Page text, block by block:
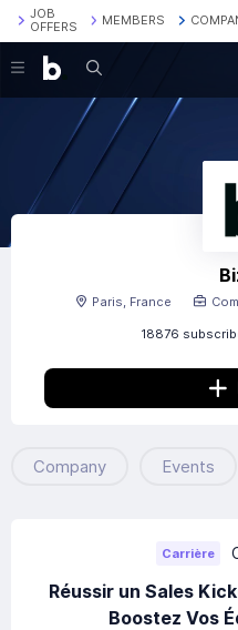
JOB
OFFERS
MEMBERS
Search
18876
Paris, France
Company Events
Carrière
Réussir un Sales
Boostez Vos